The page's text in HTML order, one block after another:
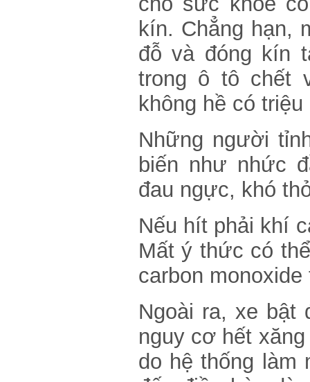
kín. Chẳng hạn,
đỗ và đóng kín
trong ô tô chết
không hề có
Những người
biến như nhức
đau ngực, khó
Nếu hít phải khí
Mất ý thức có
carbon
Ngoài ra, xe bật
nguy cơ hết
do hệ thống làm